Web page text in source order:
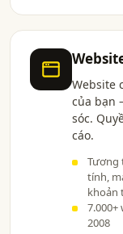
Website
của bạn
sóc.
cáo.
Tương
tính,
khoản
2008